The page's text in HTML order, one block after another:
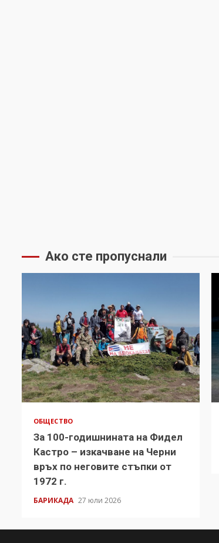
Ако сте пропуснали
ОБЩЕСТВО
За 100-годишнината на Фидел
Кастро – изкачване на Черни
връх по неговите стъпки от
1972 г.
БАРИКАДА 27 юли 2026